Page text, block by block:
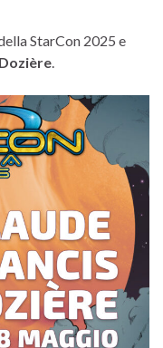
StarCon 2025 e